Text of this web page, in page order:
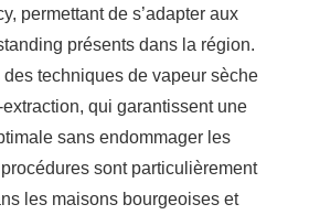
permettant de s’adapter aux
présents dans la région.
techniques de vapeur sèche
extraction, qui garantissent une
sans endommager les
sont particulièrement
les maisons bourgeoises et